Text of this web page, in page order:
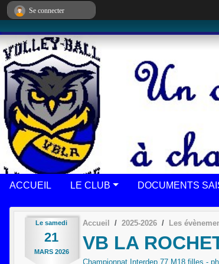
ACCUEIL LE CLUB DOCUMENTS
Le samedi
21
MARS 2026
Accueil 2025-2026 Les
VB LA
Championnat Interdep 77 M18 filles -
Se connecter
Panneau de gestion des cookies